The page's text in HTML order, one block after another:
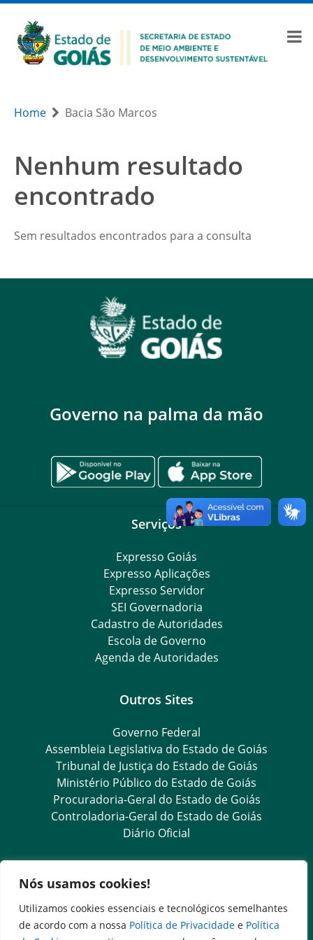
Nós usamos cookies!
Utilizamos cookies essenciais e tecnológicos semelhantes
de acordo com a nossa Política de Privacidade e Política
Home Bacia São Marcos
Nenhum resultado
encontrado
Sem resultados encontrados para a consulta
Governo na palma da mão
Serviços
Expresso Goiás
Expresso Aplicações
Expresso Servidor
SEI Governadoria
Cadastro de Autoridades
Escola de Governo
Agenda de Autoridades
Outros Sites
Governo Federal
Assembleia Legislativa do Estado de Goiás
Tribunal de Justiça do Estado de Goiás
Ministério Público do Estado de Goiás
Procuradoria-Geral do Estado de Goiás
Controladoria-Geral do Estado de Goiás
Diário Oficial
Transparência e Ouvidoria
LGPD
Ouvidoria Setorial (Presencial)